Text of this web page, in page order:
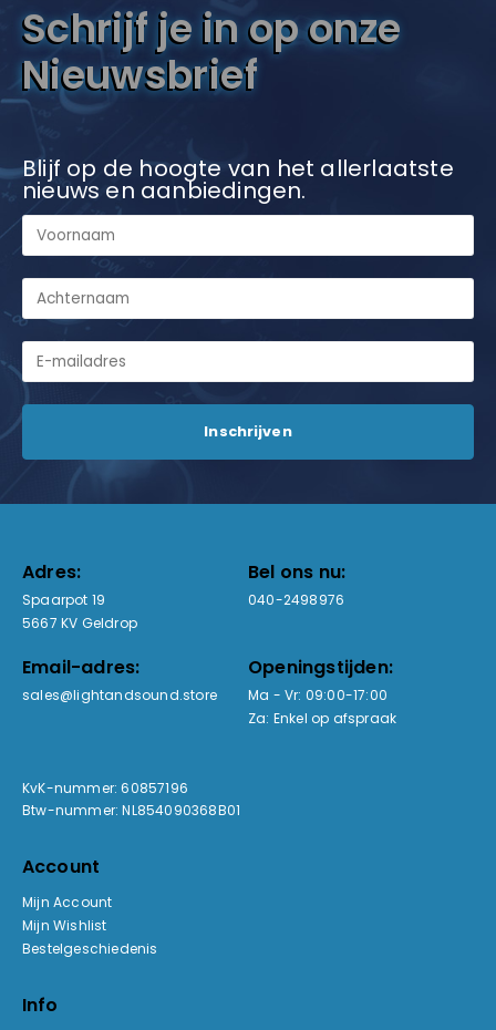
Schrijf je in op onze
Nieuwsbrief
Blijf op de hoogte van het allerlaatste
nieuws en aanbiedingen.
Adres:
Spaarpot 19
5667 KV Geldrop
Bel ons nu:
040-2498976
Email-adres:
sales@lightandsound.store
Openingstijden:
Ma - Vr: 09:00-17:00
Za: Enkel op afspraak
KvK-nummer: 60857196
Btw-nummer: NL854090368B01
Account
Mijn Account
Mijn Wishlist
Bestelgeschiedenis
Info